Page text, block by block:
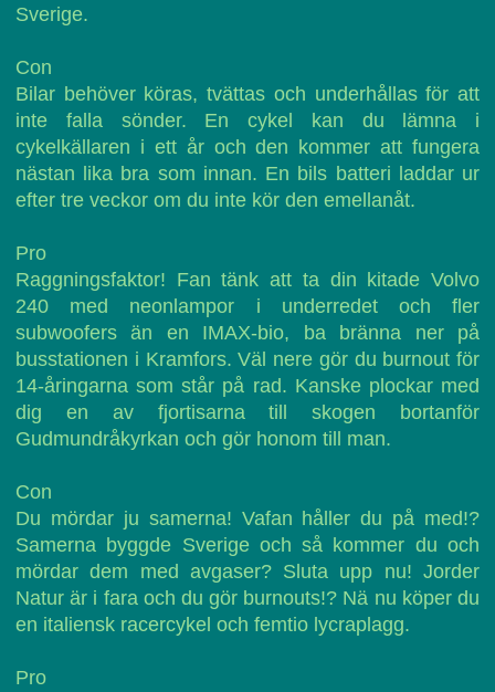
Sverige.
Con
Bilar behöver köras, tvättas och underhållas för att
inte falla sönder. En cykel kan du lämna i
cykelkällaren i ett år och den kommer att fungera
nästan lika bra som innan. En bils batteri laddar ur
efter tre veckor om du inte kör den emellanåt.
Pro
Raggningsfaktor! Fan tänk att ta din kitade Volvo
240 med neonlampor i underredet och fler
subwoofers än en IMAX-bio, ba bränna ner på
busstationen i Kramfors. Väl nere gör du burnout för
14-åringarna som står på rad. Kanske plockar med
dig en av fjortisarna till skogen bortanför
Gudmundråkyrkan och gör honom till man.
Con
Du mördar ju samerna! Vafan håller du på med!?
Samerna byggde Sverige och så kommer du och
mördar dem med avgaser? Sluta upp nu! Jorder
Natur är i fara och du gör burnouts!? Nä nu köper du
en italiensk racercykel och femtio lycraplagg.
Pro